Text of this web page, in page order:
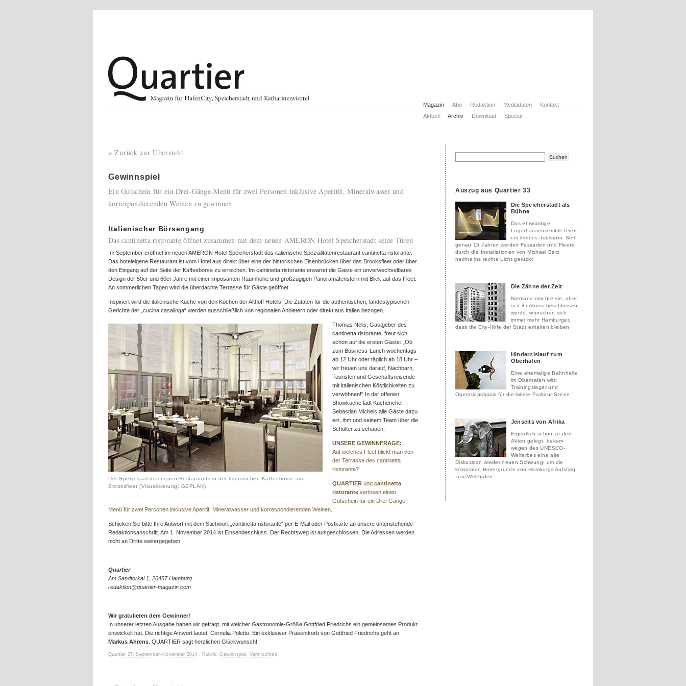
Magazin
Aktuell
Archiv Download Special
Abo Redaktion Mediadaten Kontakt
Auszug aus Quartier 33
Die Speicherstadt als
Bühne
Das ehrwürdige
Lagerhausensemble feiert
ein kleines Jubiläum: Seit
genau 15 Jahren werden Fassaden und Fleete
durch die Installationen von Michael Batz
nachts ins rechte Licht gerückt
Die Zähne der Zeit
Niemand mochte sie, aber
seit ihr Abriss beschlossen
wurde, wünschen sich
immer mehr Hamburger,
dass die City-Höfe der Stadt erhalten bleiben
Hindernislauf zum
Oberhafen
Eine ehemalige Bahnhalle
im Oberhafen wird
Trainingslager und
Operationsbasis für die lokale Parkour-Szene
Jenseits von Afrika
Eigentlich schon zu den
Akten gelegt, bekam
wegen des UNESCO-
Welterbes eine alte
Diskussion wieder neuen Schwung: um die
kolonialen Hintergründe von Hamburgs Aufstieg
zum Welthafen
« Zurück zur Übersicht
Gewinnspiel
Ein Gutschein für ein Drei-Gänge-Menü für zwei Personen inklusive Aperitif, Mineralwasser und
korrespondierenden Weinen zu gewinnen
Italienischer Börsengang
Das cantinetta ristorante öffnet zusammen mit dem neuen AMERON Hotel Speicherstadt seine Türen
Im September eröffnet im neuen AMERON Hotel Speicherstadt das italienische Spezialitätenrestaurant cantinetta ristorante.
Das hoteleigene Restaurant ist vom Hotel aus direkt über eine der historischen Eisenbrücken über das Brooksfleet oder über
den Eingang auf der Seite der Kaffeebörse zu erreichen. Im cantinetta ristorante erwartet die Gäste ein unverwechselbares
Design der 50er und 60er Jahre mit einer imposanten Raumhöhe und großzügigen Panoramafenstern mit Blick auf das Fleet.
An sommerlichen Tagen wird die überdachte Terrasse für Gäste geöffnet.
Inspiriert wird die italienische Küche von den Köchen der Althoff Hotels. Die Zutaten für die authentischen, landestypischen
Gerichte der „cucina casalinga“ werden ausschließlich von regionalen Anbietern oder direkt aus Italien bezogen.
Der Speisesaal des neuen Restaurants in der historischen Kaffeebörse am
Brooksfleet (Visualisierung: GEPLAN)
Thomas Nelis, Gastgeber des
cantinetta ristorante, freut sich
schon auf die ersten Gäste: „Ob
zum Business-Lunch wochentags
ab 12 Uhr oder täglich ab 18 Uhr –
wir freuen uns darauf, Nachbarn,
Touristen und Geschäftsreisende
mit italienischen Köstlichkeiten zu
verwöhnen!“ In der offenen
Showküche lädt Küchenchef
Sebastian Michels alle Gäste dazu
ein, ihm und seinem Team über die
Schulter zu schauen.
UNSERE GEWINNFRAGE:
Auf welches Fleet blickt man von
der Terrasse des cantinetta
ristorante?
QUARTIER und cantinetta
ristorante verlosen einen
Gutschein für ein Drei-Gänge-
Menü für zwei Personen inklusive Aperitif, Mineralwasser und korrespondierenden Weinen.
Schicken Sie bitte Ihre Antwort mit dem Stichwort „cantinetta ristorante“ per E-Mail oder Postkarte an unsere untenstehende
Redaktionsanschrift. Am 1. November 2014 ist Einsendeschluss. Der Rechtsweg ist ausgeschlossen. Die Adressen werden
nicht an Dritte weitergegeben.
Quartier
Am Sandtorkai 1, 20457 Hamburg
redaktion@quartier-magazin.com
Wir gratulieren dem Gewinner!
In unserer letzten Ausgabe haben wir gefragt, mit welcher Gastronomie-Größe Gottfried Friedrichs ein gemeinsames Produkt
entwickelt hat. Die richtige Antwort lautet: Cornelia Poletto. Ein exklusiver Präsentkorb von Gottfried Friedrichs geht an
Markus Ahrens . QUARTIER sagt herzlichen Glückwunsch!
Quartier 27, September–November 2014 , Rubrik:Gewinnspiel , Vermischtes